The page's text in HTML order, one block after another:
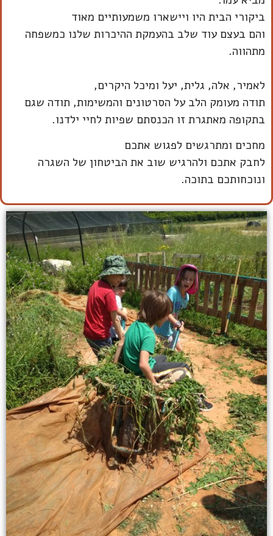
ביקורי הבית היו ויישארו משמעותיים מאוד
והם בעצם עוד שלב בהעמקת ההיכרות שלנו כמשפחה
מתהווה.
לאמיר, אלה, גלית, יעל ומיכל היקרים,
תודה מעומק הלב על הסרטונים והמשימות, תודה שגם
בתקופה מאתגרת זו הכנסתם שפיות לחיי ילדנו.
מחכים ומתרגשים לפגוש אתכם
לחבק אתכם ולהרגיש שוב את הביטחון של השגרה
ונוכחותכם בתוכה.